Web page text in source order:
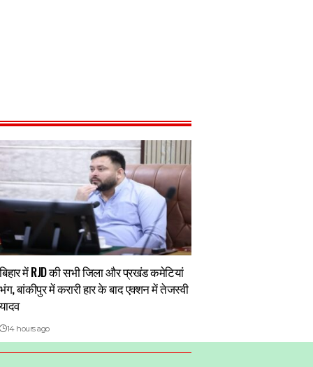
बिहार में RJD की सभी जिला और प्रखंड कमेटियां
भंग, बांकीपुर में करारी हार के बाद एक्शन में तेजस्वी
यादव
14 hours ago